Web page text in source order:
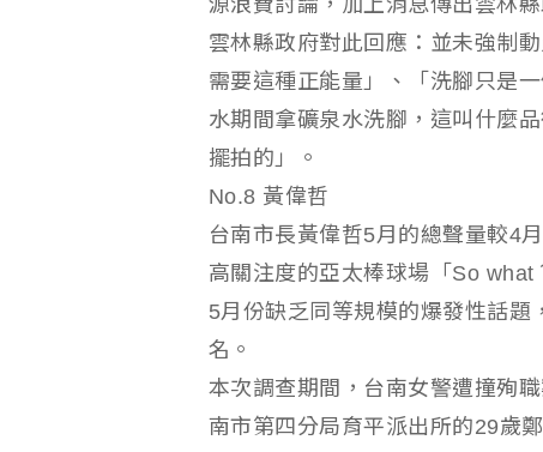
源浪費討論，加上消息傳出雲林
雲林縣政府對此回應：並未強制
需要這種正能量」、「洗腳只是
水期間拿礦泉水洗腳，這叫什麼
擺拍的」。
No.8 黃偉哲
台南市長黃偉哲5月的總聲量較4
高關注度的亞太棒球場「So what
5月份缺乏同等規模的爆發性話
名。
本次調查期間，台南女警遭撞殉
南市第四分局育平派出所的29歲